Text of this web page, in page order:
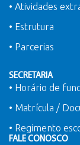
• Atividades
• Estrutura
• Parcerias
SECRETARIA
• Horário de
• Matrícula /
• Regimento
FALE CONOSCO